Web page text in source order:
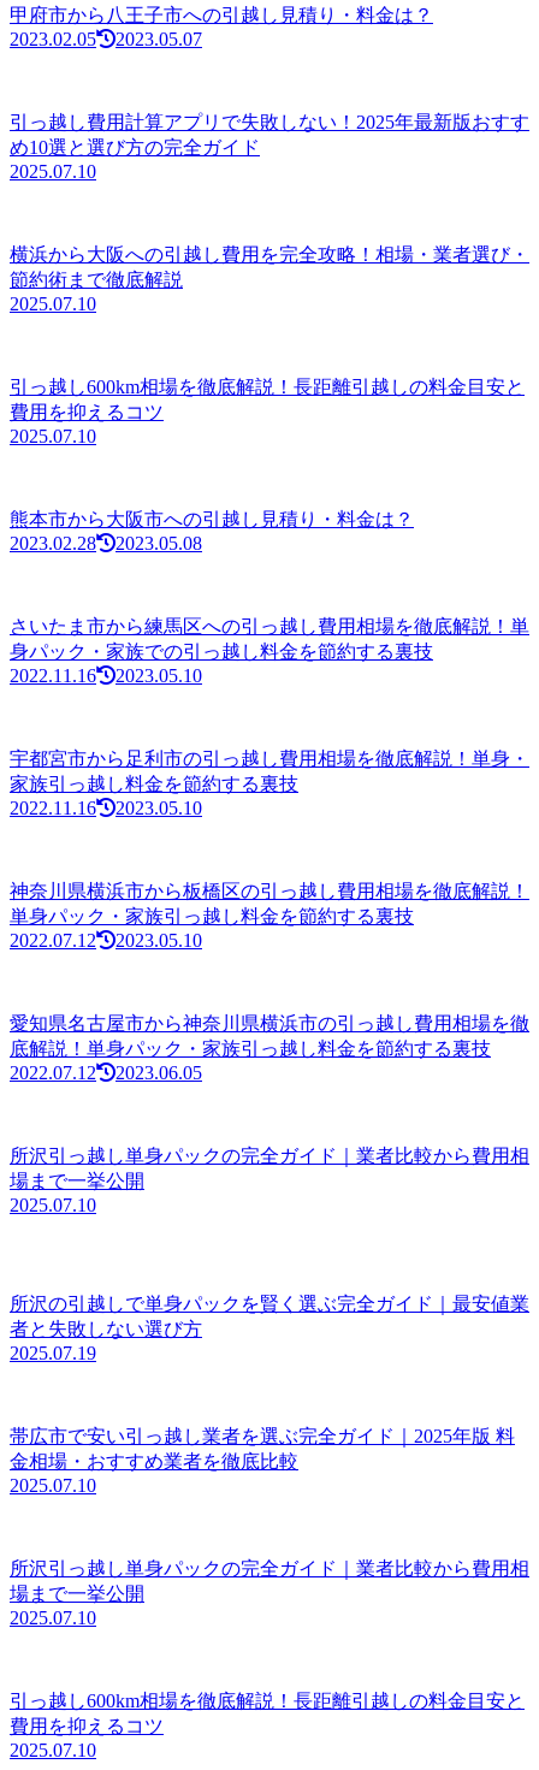
甲府市から八王子市への引越し見積り・料金は？
2023.02.05
2023.05.07
引っ越し費用計算アプリで失敗しない！2025年最新版おすす
め10選と選び方の完全ガイド
2025.07.10
横浜から大阪への引越し費用を完全攻略！相場・業者選び・
節約術まで徹底解説
2025.07.10
引っ越し600km相場を徹底解説！長距離引越しの料金目安と
費用を抑えるコツ
2025.07.10
熊本市から大阪市への引越し見積り・料金は？
2023.02.28
2023.05.08
さいたま市から練馬区への引っ越し費用相場を徹底解説！単
身パック・家族での引っ越し料金を節約する裏技
2022.11.16
2023.05.10
宇都宮市から足利市の引っ越し費用相場を徹底解説！単身・
家族引っ越し料金を節約する裏技
2022.11.16
2023.05.10
神奈川県横浜市から板橋区の引っ越し費用相場を徹底解説！
単身パック・家族引っ越し料金を節約する裏技
2022.07.12
2023.05.10
愛知県名古屋市から神奈川県横浜市の引っ越し費用相場を徹
底解説！単身パック・家族引っ越し料金を節約する裏技
2022.07.12
2023.06.05
所沢引っ越し単身パックの完全ガイド｜業者比較から費用相
場まで一挙公開
2025.07.10
所沢の引越しで単身パックを賢く選ぶ完全ガイド｜最安値業
者と失敗しない選び方
2025.07.19
帯広市で安い引っ越し業者を選ぶ完全ガイド｜2025年版 料
金相場・おすすめ業者を徹底比較
2025.07.10
所沢引っ越し単身パックの完全ガイド｜業者比較から費用相
場まで一挙公開
2025.07.10
引っ越し600km相場を徹底解説！長距離引越しの料金目安と
費用を抑えるコツ
2025.07.10